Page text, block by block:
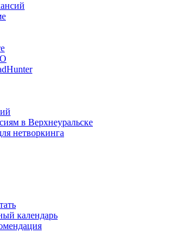
в Верхнеуральске
нетворкинга
календарь